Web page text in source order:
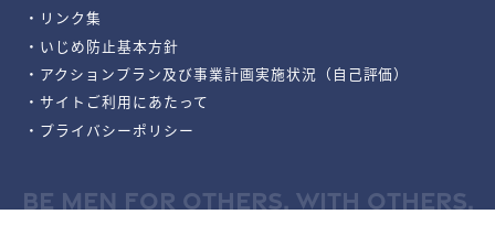
・リンク集
・いじめ防止基本方針
・アクションプラン及び事業計画実施状況（自己評価）
・サイトご利用にあたって
・プライバシーポリシー
BE MEN FOR OTHERS, WITH OTHERS.